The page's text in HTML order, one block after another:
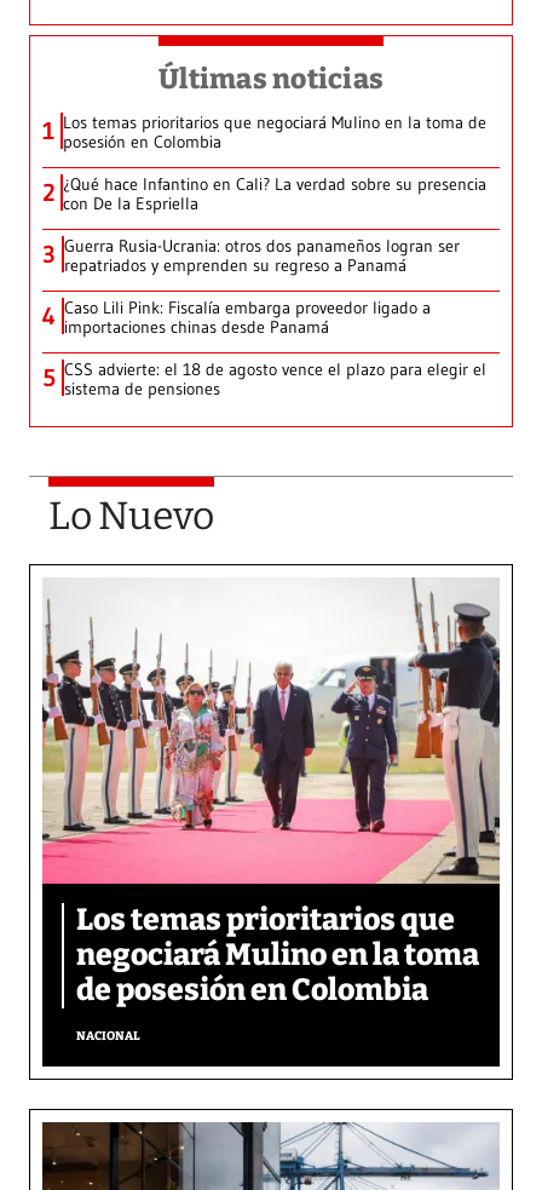
Últimas noticias
1 Los temas prioritarios que negociará Mulino en la toma de
posesión en Colombia
2 ¿Qué hace Infantino en Cali? La verdad sobre su presencia
con De la Espriella
3 Guerra Rusia-Ucrania: otros dos panameños logran ser
repatriados y emprenden su regreso a Panamá
4 Caso Lili Pink: Fiscalía embarga proveedor ligado a
importaciones chinas desde Panamá
5 CSS advierte: el 18 de agosto vence el plazo para elegir el
sistema de pensiones
Lo Nuevo
Los temas prioritarios que
negociará Mulino en la toma
de posesión en Colombia
NACIONAL